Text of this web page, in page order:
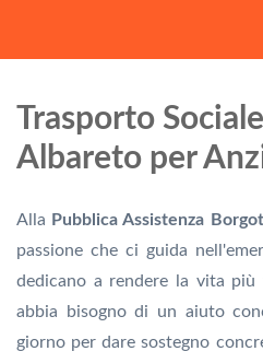
Trasporto
Albareto per
Alla Pubblica Assistenza
passione che ci guida
dedicano a rendere la vita più
abbia bisogno di un aiuto
giorno per dare sostegno